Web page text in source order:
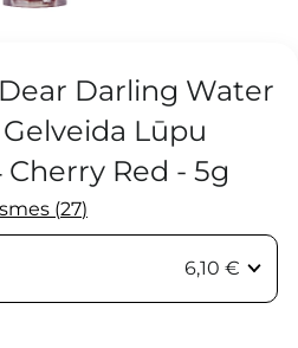
Darling Water
Lūpu
Red - 5g
27
6,10 €